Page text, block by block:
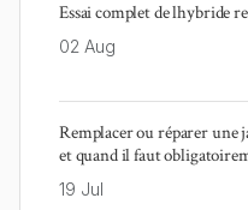
Essai complet de lhybride
02 Aug
Remplacer ou réparer une
et quand il faut
19 Jul